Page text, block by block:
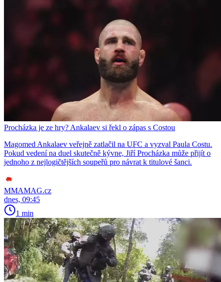
Procházka je ze hry? Ankalaev si řekl o zápas s Costou
Magomed Ankalaev veřejně zatlačil na UFC a vyzval Paula Costu.
Pokud vedení na duel skutečně kývne, Jiří Procházka může přijít o
jednoho z nejlogičtějších soupeřů pro návrat k titulové šanci.
MMAMAG.cz
dnes, 09:45
1 min